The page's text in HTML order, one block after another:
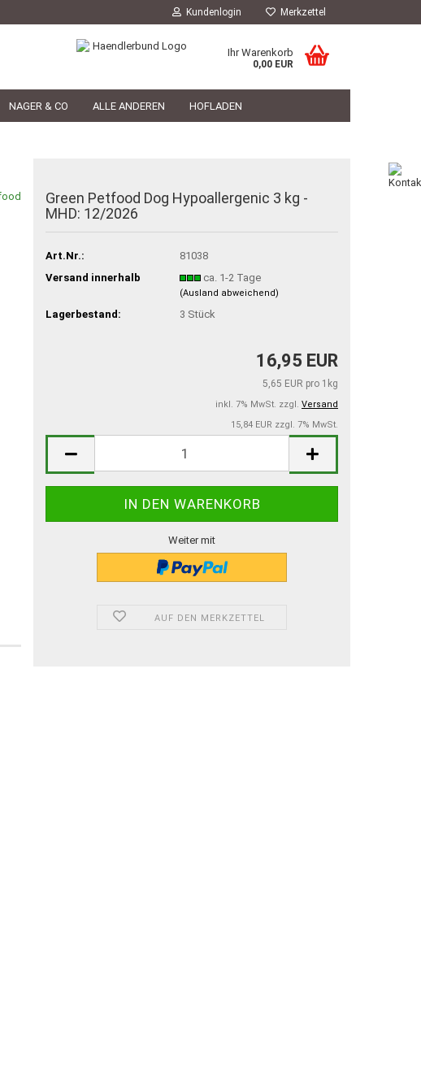
Kundenlogin Merkzettel
Ihr Warenkorb
0,00 EUR
NAGER & CO ALLE ANDEREN HOFLADEN
Green Petfood Dog Hypoallergenic 3 kg -
MHD: 12/2026
Art.Nr.:
81038
Versand innerhalb
ca. 1-2 Tage
(Ausland abweichend)
Lagerbestand: 3 Stück
16,95 EUR
5,65 EUR pro 1kg
inkl. 7% MwSt. zzgl. Versand
15,84 EUR zzgl. 7% MwSt.
Weiter mit
AUF DEN MERKZETTEL